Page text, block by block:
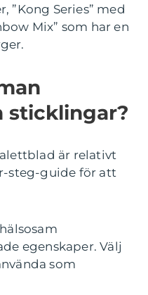
”Kong Series” med
Mix” som har en
sticklingar?
är relativt
steg-guide för att
egenskaper. Välj
som